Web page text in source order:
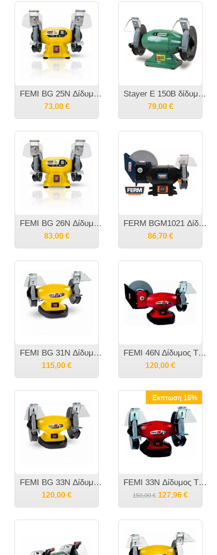
FEMI BG 25N Δίδυμος Τροχός Πάγκου
73,00 €
Stayer E 150B δίδυμος τροχός 150W
79,00 €
FEMI BG 26N Δίδυμος Τροχός Πάγκου
83,00 €
FERM BGM1021 Δίδυμος τροχός στεγνής/υγρής 250 Watt Φ150mm
86,70 €
FEMI BG 31N Δίδυμος Τροχός Πάγκου
115,00 €
FEMI 46Ν Δίδυμος Τροχός Ακονίσματος Πάγκου
120,00 €
FEMI BG 33N Δίδυμος Τροχός Πάγκου
120,00 €
Έκπτωση 15%
FEMI 33N Δίδυμος Τροχός Πάγκου
150,00 € 127,96 €